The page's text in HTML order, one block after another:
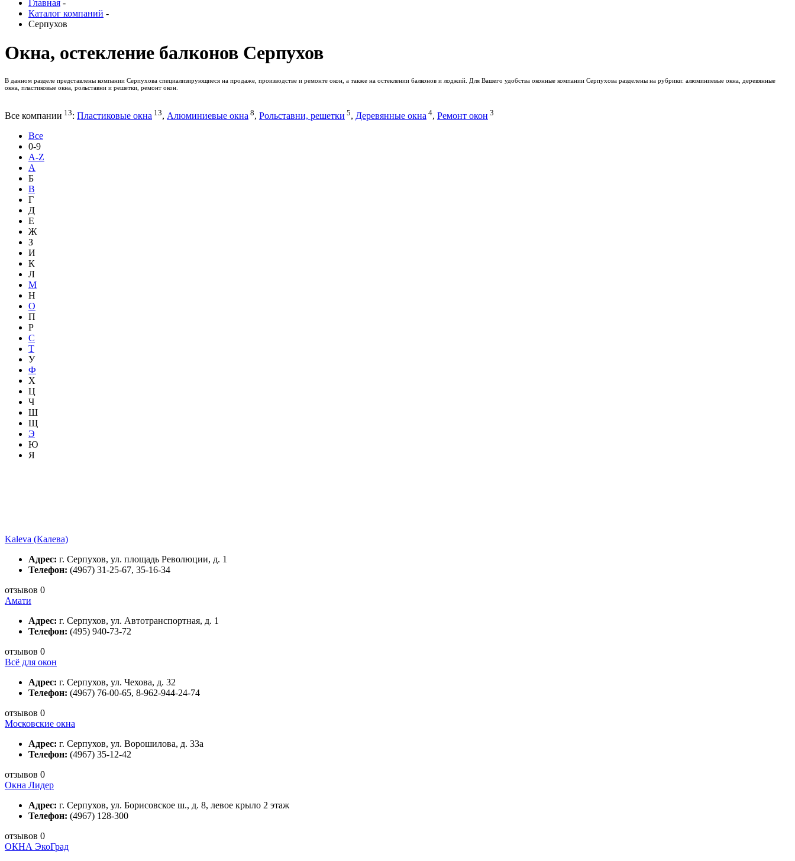
Главная -
Каталог компаний -
Серпухов
Окна, остекление балконов Серпухов
В данном разделе представлены компании Серпухова специализирующиеся на продаже, производстве и ремонте окон, а также на остеклении балконов и лоджий. Для Вашего удобства оконные компании Серпухова разделены на рубрики: алюминиевые окна, деревянные
окна, пластиковые окна, рольставни и решетки, ремонт окон.
Все компании 13: Пластиковые окна 13, Алюминиевые окна 8, Рольставни, решетки 5, Деревянные окна 4, Ремонт окон 3
Все
0-9
A-Z
А
Б
В
Г
Д
Е
Ж
З
И
К
Л
М
Н
О
П
Р
С
Т
У
Ф
Х
Ц
Ч
Ш
Щ
Э
Ю
Я
Kaleva (Калева)
Адрес: г. Серпухов, ул. площадь Революции, д. 1
Телефон: (4967) 31-25-67, 35-16-34
отзывов 0
Амати
Адрес: г. Серпухов, ул. Автотранспортная, д. 1
Телефон: (495) 940-73-72
отзывов 0
Всё для окон
Адрес: г. Серпухов, ул. Чехова, д. 32
Телефон: (4967) 76-00-65, 8-962-944-24-74
отзывов 0
Московские окна
Адрес: г. Серпухов, ул. Ворошилова, д. 33а
Телефон: (4967) 35-12-42
отзывов 0
Окна Лидер
Адрес: г. Серпухов, ул. Борисовское ш., д. 8, левое крыло 2 этаж
Телефон: (4967) 128-300
отзывов 0
ОКНА ЭкоГрад